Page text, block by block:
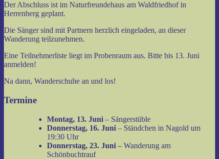
Der Abschluss ist im Naturfreundehaus am Waldfriedhof in
Herrenberg geplant.
Die Sänger sind mit Partnern herzlich eingeladen, an dieser
Wanderung teilzunehmen.
Eine Teilnehmerliste liegt im Probenraum aus. Bitte bis 13. Juni
anmelden!
Na dann, Wanderschuhe an und los!
Termine
Montag, 13. Juni – Sängerstüble
Donnerstag, 16. Juni – Ständchen in Nagold um
19:30 Uhr
Donnerstag, 23. Juni – Wanderung am
Schönbuchtrauf